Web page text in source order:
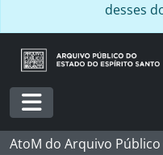
desses
Toggle navigation
AtoM do Arquivo